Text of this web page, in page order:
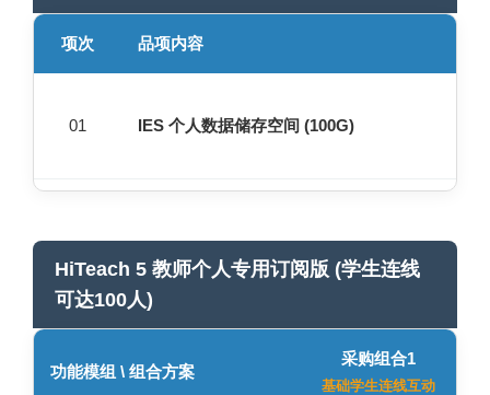
项次 品项内容
01 IES 个人数据储存空间 (100G)
HiTeach 5 教师个人专用订阅版 (学生连线
可达100人)
功能模组 \ 组合方案
采购组合1
基础学生连线互动